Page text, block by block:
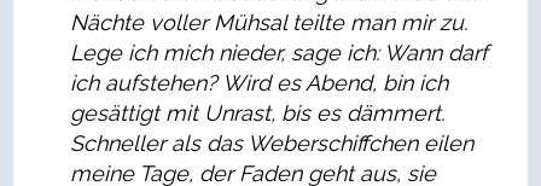
Nächte voller Mühsal teilte man mir zu.
Lege ich mich nieder, sage ich: Wann darf
ich aufstehen? Wird es Abend, bin ich
gesättigt mit Unrast, bis es dämmert.
Schneller als das Weberschiffchen eilen
meine Tage, der Faden geht aus, sie